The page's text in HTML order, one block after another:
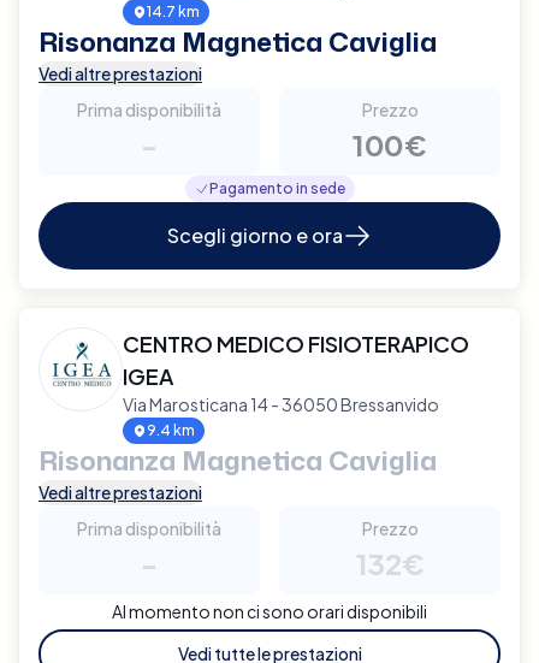
14.7 km
Risonanza Magnetica Caviglia
Vedi altre prestazioni
Prima disponibilità
-
Prezzo
100€
Pagamento in sede
Scegli giorno e ora
CENTRO MEDICO FISIOTERAPICO
IGEA
Via Marosticana 14 - 36050 Bressanvido
9.4 km
Risonanza Magnetica Caviglia
Vedi altre prestazioni
Prima disponibilità
-
Prezzo
132€
Al momento non ci sono orari disponibili
Vedi tutte le prestazioni